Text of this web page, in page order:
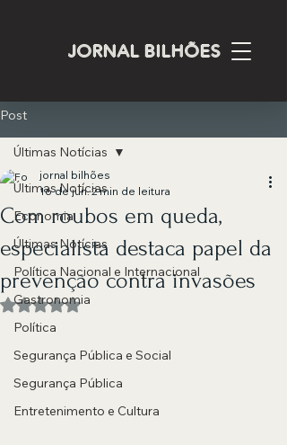
JORNAL BILHÕES
Post
Últimas Notícias
Economia
Últimas Notícias
Política Nacional e Internacional
Gastronomia
Política
Segurança Pública e Social
Segurança Pública
Entretenimento e Cultura
Últimas Notícias
Com roubos em queda,
especialista destaca papel da
prevenção contra invasões
jornal bilhões
16 de jun.2 min de leitura
Avaliado com NaN de 5 estrelas.